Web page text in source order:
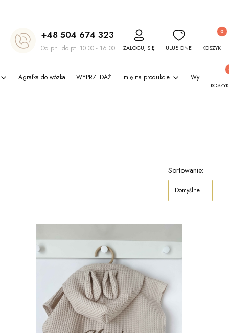
+48 504 674 323
Od pn. do pt. 10.00 - 16.00 ZALOGUJ SIĘ ULUBIONE KOSZYK
Agrafka do wózka WYPRZEDAŻ Imię na produkcie Wyprawka do
KOSZYK
Sortowanie:
Domyślne